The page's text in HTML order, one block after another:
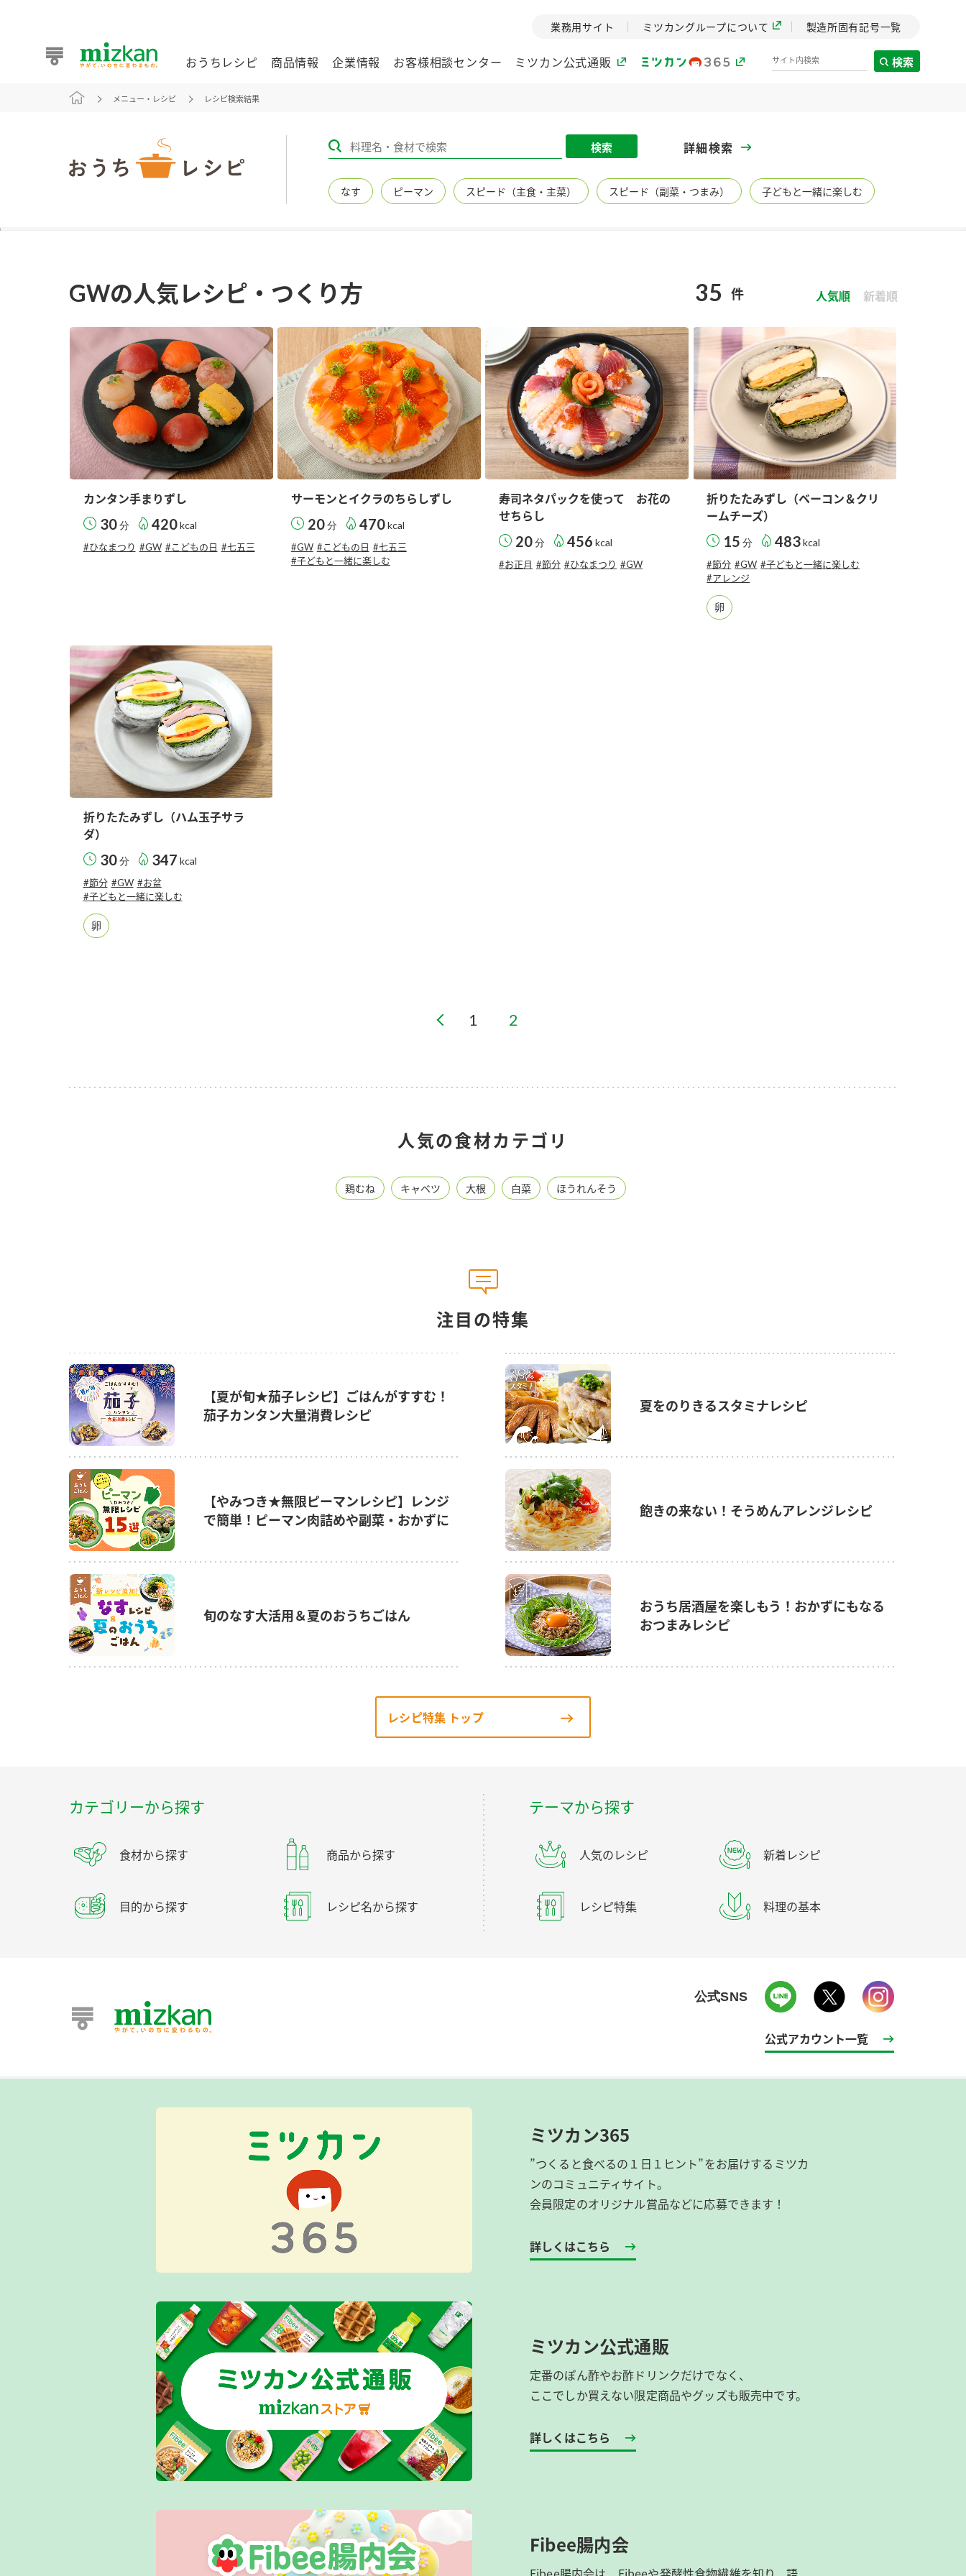
業務用サイト
おうちレシピ
おうちレシピ トップ
商品情報
酢 鍋用調味料 たれ
スープ 中華 クイック調味料 レモン果汁 ふりかけ おすしの素 炊き込みご飯の素 米飯用調味液
納豆 Fibee
企業情報
企業理念
ミツカングループの企
ミツカンの歴史
創業から現在までのミ
す。
テーマとした社会貢献
活動を行っていまし
た。
植物を可能な限りまる
セプトをご紹介しま
す。
MIM（ミツカンミュ
ージアム）
ミツカンの酢づくりの
歴史などが学べる体験
型博物館です。
各部門が大切にして
いること
「未来ビジョン宣言」
実現に向けた各部門の
取り組みをご紹介しま
す。
おいしさと健康への
取り組み
ミツカンの研究成果と
おいしさと健康に役立
つ情報をご紹介しま
す。
ん酢工房」
味ぽんやお酢について
お客様相談センター ミツカン公式通販
業務用サイト ミツカングループについて 製造所固有記号一覧
検索
メニュー・レシピ レシピ検索結果
検索 詳細検索
なす ピーマン スピード（主食・主菜） スピード（副菜・つまみ） 子どもと一緒に楽しむ
GWの人気レシピ・つくり方 35 件 人気順 新着順
カンタン手まりずし
30分 420 kcal
#ひなまつり #GW #こどもの日 #七五三
サーモンとイクラのちらしずし
20分 470kcal
#GW #こどもの日 #七五三
#子どもと一緒に楽しむ
寿司ネタパックを使って お花の
せちらし
20分 456 kcal
#お正月 #節分 #ひなまつり #GW
折りたたみずし（ベーコン＆クリ
ームチーズ）
15 分 483kcal
#節分 #GW #子どもと一緒に楽しむ
#アレンジ
卵
折りたたみずし（ハム玉子サラ
ダ）
30分 347 kcal
#節分 #GW #お盆
#子どもと一緒に楽しむ
卵
1 2
人気の食材カテゴリ
鶏むね キャベツ 大根 白菜 ほうれんそう
注目の特集
【夏が旬★茄子レシピ】ごはんがすすむ！
茄子カンタン大量消費レシピ
夏をのりきるスタミナレシピ
【やみつき★無限ピーマンレシピ】レンジ
で簡単！ピーマン肉詰めや副菜・おかずに
飽きの来ない！そうめんアレンジレシピ
旬のなす大活用＆夏のおうちごはん
おうち居酒屋を楽しもう！おかずにもなる
おつまみレシピ
レシピ特集 トップ
カテゴリーから探す
食材から探す 商品から探す
目的から探す レシピ名から探す
テーマから探す
人気のレシピ 新着レシピ
レシピ特集 料理の基本
公式SNS
公式アカウント一覧
ミツカン365
”つくると食べるの１日１ヒント”をお届けするミツカ
ンのコミュニティサイト。
会員限定のオリジナル賞品などに応募できます！
詳しくはこちら
ミツカン公式通販
定番のぽん酢やお酢ドリンクだけでなく、
ここでしか買えない限定商品やグッズも販売中です。
詳しくはこちら
Fibee腸内会